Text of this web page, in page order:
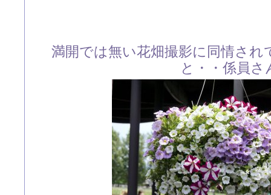
満開では無い花畑撮影に同情さ
と・・係員さ